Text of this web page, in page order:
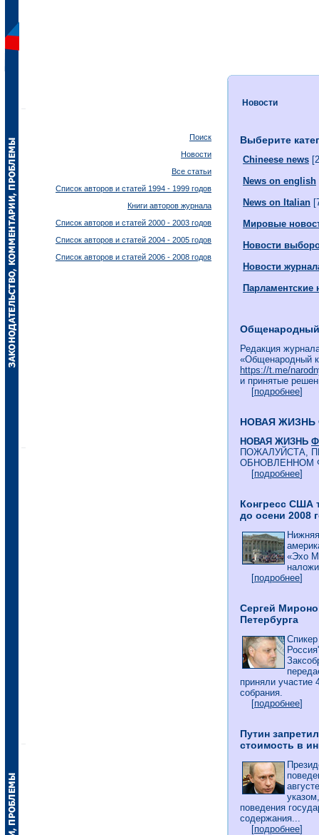
Поиск
Новости
Все статьи
Список авторов и статей 1994 - 1999 годов
Книги авторов журнала
Список авторов и статей 2000 - 2003 годов
Список авторов и статей 2004 - 2005 годов
Список авторов и статей 2006 - 2008 годов
Новости
Выберите
Chineese news
News on english
News on Italian
Мировые
Новости
Новости
Парламентские
Редакция
«Общенародный
https://t.me/
и принятые
[подробнее]
НОВАЯ
НОВАЯ ЖИЗНЬ
ПОЖАЛУЙСТА,
ОБНОВЛЕННОМ
[подробнее]
Конгресс США
до осени 2008
«Эхо
[подробнее]
Сергей
Петербурга
приняли участие
собрания.
[подробнее]
Путин
стоимость в
поведения
содержания...
[подробнее]